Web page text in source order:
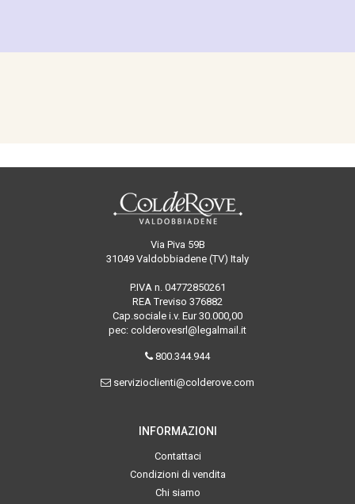
Via Piva 59B
31049 Valdobbiadene (TV) Italy
P.IVA n. 04772850261
REA Treviso 376882
Cap.sociale i.v. Eur 30.000,00
pec: colderovesrl@legalmail.it
800.344.944
servizioclienti@colderove.com
INFORMAZIONI
Contattaci
Condizioni di vendita
Chi siamo